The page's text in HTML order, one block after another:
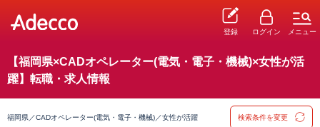
登録 ログイン メニュー
【福岡県×CADオペレーター(電気・電子・機械)×女性が活
躍】転職・求人情報
福岡県／CADオペレーター(電気・電子・機械)／女性が活躍 検索条件を変更